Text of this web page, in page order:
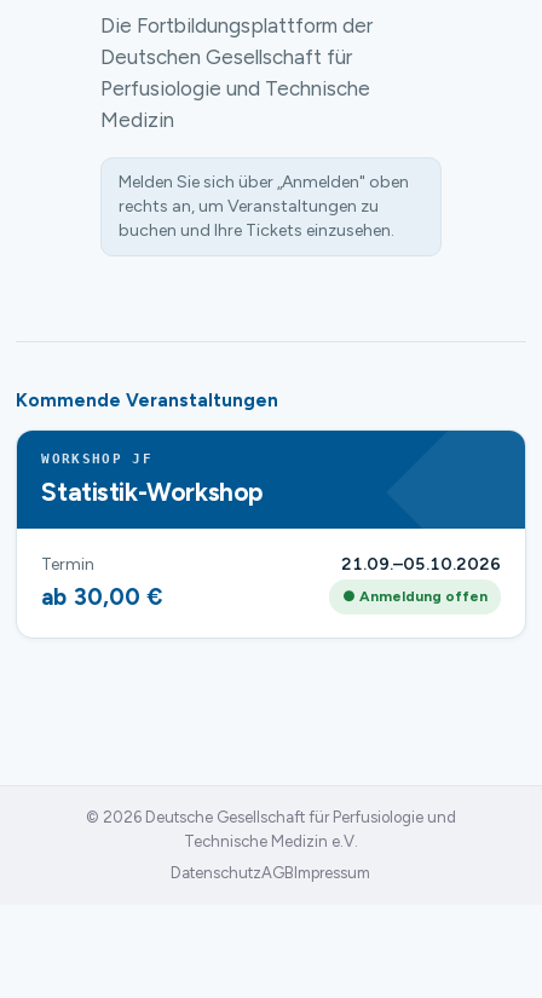
Die Fortbildungsplattform der
Deutschen Gesellschaft für
Perfusiologie und Technische
Medizin
Melden Sie sich über „Anmelden" oben
rechts an, um Veranstaltungen zu
buchen und Ihre Tickets einzusehen.
Kommende Veranstaltungen
WORKSHOP JF
Statistik-Workshop
Termin 21.09.–05.10.2026
ab 30,00 € ● Anmeldung offen
© 2026 Deutsche Gesellschaft für Perfusiologie und
Technische Medizin e.V.
DatenschutzAGB Impressum